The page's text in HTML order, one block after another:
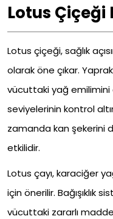
Lotus Çiçeği
Lotus çiçeği, sağlık
olarak öne çıkar.
vücuttaki yağ
seviyelerinin kontrol
zamanda kan şekerini
etkilidir.
Lotus çayı, karaciğer
için önerilir. Bağışıklık
vücuttaki zararlı